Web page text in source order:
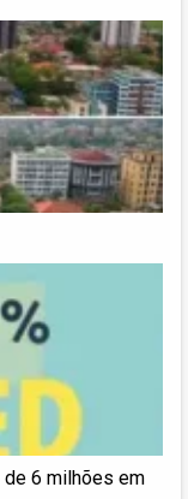
de 6 milhões em